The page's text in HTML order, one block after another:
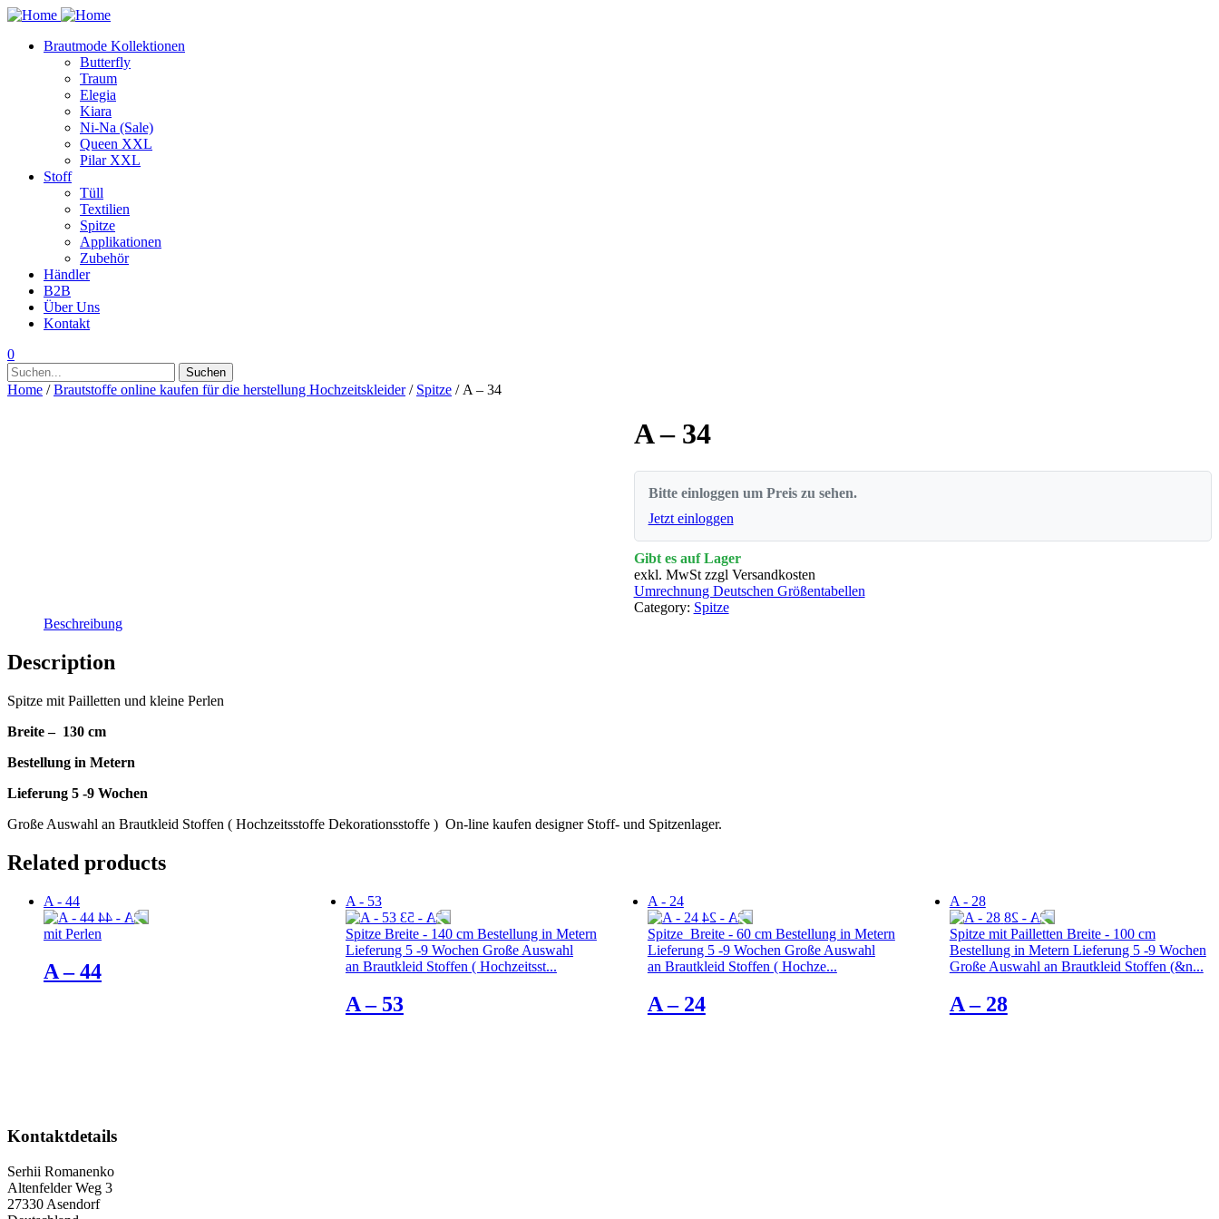
Brautmode Kollektionen
Butterfly
Traum
Elegia
Kiara
Ni-Na (Sale)
Queen XXL
Pilar XXL
Stoff
Tüll
Textilien
Spitze
Applikationen
Zubehör
Händler
B2B
Über Uns
Kontakt
0
Suchen
nach:
Suchen
Home /Brautstoffe online kaufen für die herstellung Hochzeitskleider/ Spitze / A – 34
A – 34
Bitte einloggen um Preis zu sehen.
Jetzt einloggen
Gibt es auf Lager
exkl. MwSt zzgl Versandkosten
Umrechnung Deutschen Größentabellen
Category: Spitze
Beschreibung
Description
Spitze mit Pailletten und kleine Perlen
Breite – 130 cm
Bestellung in Metern
Lieferung 5 -9 Wochen
Große Auswahl an Brautkleid Stoffen ( Hochzeitsstoffe Dekorationsstoffe ) On-line kaufen designer Stoff- und Spitzenlager.
Related products
A - 44
mit Perlen
A – 44
A - 53
Spitze Breite - 140 cm Bestellung in Metern
Lieferung 5 -9 Wochen Große Auswahl
an Brautkleid Stoffen ( Hochzeitsst...
A – 53
A - 24
Spitze Breite - 60 cm Bestellung in Metern
Lieferung 5 -9 Wochen Große Auswahl
an Brautkleid Stoffen ( Hochze...
A – 24
A - 28
Spitze mit Pailletten Breite - 100 cm
Bestellung in Metern Lieferung 5 -9 Wochen
Große Auswahl an Brautkleid Stoffen (&n...
A – 28
Kontaktdetails
Serhii Romanenko
Altenfelder Weg 3
27330 Asendorf